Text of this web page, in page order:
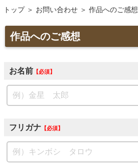
トップ お問い合わせ 作品へのご感想
作品へのご感想
お名前 必須
フリガナ 必須